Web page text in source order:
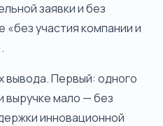
заявки и без
«без участия компании и
вывода. Первый: одного
выручке мало — без
инновационной